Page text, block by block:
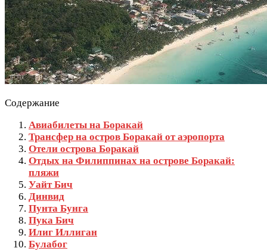
Содержание
Авиабилеты на Боракай
Трансфер на остров Боракай от аэропорта
Отели острова Боракай
Отдых на Филиппинах на острове Боракай:
пляжи
Уайт Бич
Динвид
Пунта Бунга
Пука Бич
Илиг Иллиган
Булабог